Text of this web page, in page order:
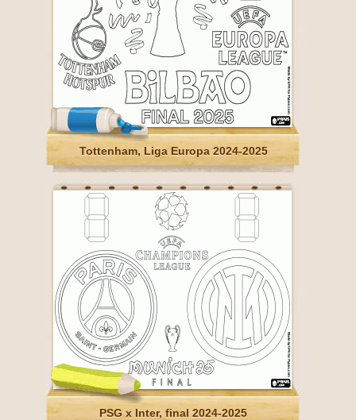
Tottenham, Liga Europa 2024-2025
PSG x Inter, final 2024-2025